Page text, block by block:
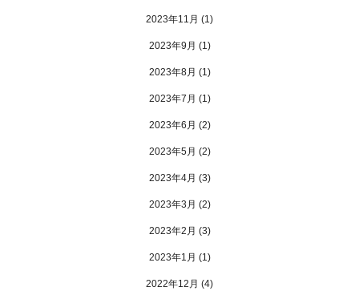
2023年11月 (1)
2023年9月 (1)
2023年8月 (1)
2023年7月 (1)
2023年6月 (2)
2023年5月 (2)
2023年4月 (3)
2023年3月 (2)
2023年2月 (3)
2023年1月 (1)
2022年12月 (4)